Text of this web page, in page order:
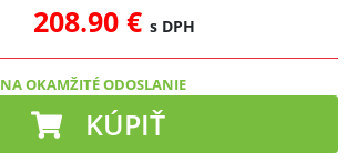
208.90 € s DPH
NA OKAMŽITÉ ODOSLANIE
KÚPIŤ